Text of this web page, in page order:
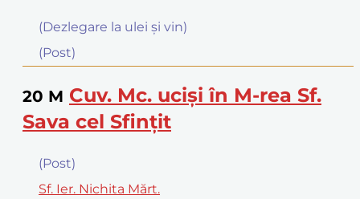
(Dezlegare la ulei şi vin)
(Post)
20 M Cuv. Mc. ucişi în M-rea Sf.
Sava cel Sfinţit
(Post)
Sf. Ier. Nichita Mărt.